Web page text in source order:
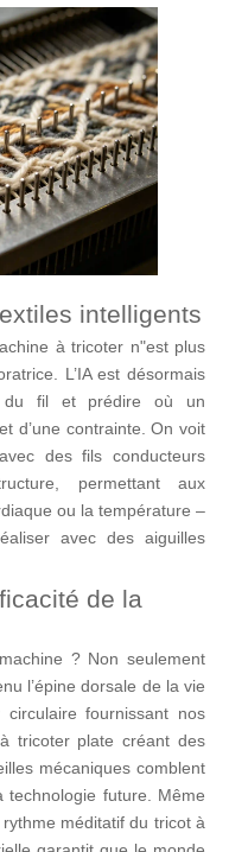
intelligents
à tricoter n"est plus
L’IA est désormais
du fil et prédire où un
d’une contrainte. On voit
des fils conducteurs
permettant aux
ou la température –
avec des aiguilles
de la
? Non seulement
l’épine dorsale de la vie
fournissant nos
tricoter plate créant des
mécaniques comblent
future. Même
méditatif du tricot à